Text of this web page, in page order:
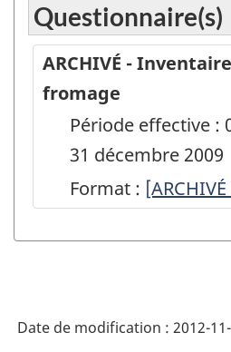
Questionnaire(s)
ARCHIVÉ -
fromage
Période effective :
31 décembre 2009
Format : ARCHIVÉ
Inventaire
et
Date de modification : 2012-